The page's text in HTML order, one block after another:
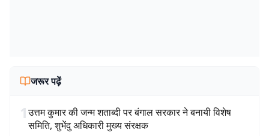
जरूर पढ़ें
1उत्तम कुमार की जन्म शताब्दी पर बंगाल सरकार ने बनायी विशेष
समिति, शुभेंदु अधिकारी मुख्य संरक्षक